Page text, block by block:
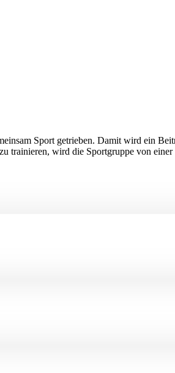
Sport getrieben. Damit wird ein
trainieren, wird die Sportgruppe von